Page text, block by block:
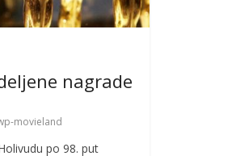
nagrade
movieland
po 98. put